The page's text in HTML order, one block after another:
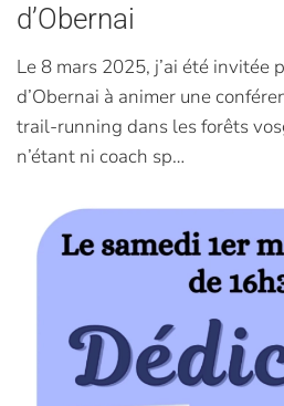
d’Obernai
Le 8 mars 2025, j’ai été invitée
d’Obernai à animer une
trail-running dans les forêts
n’étant ni coach sp…